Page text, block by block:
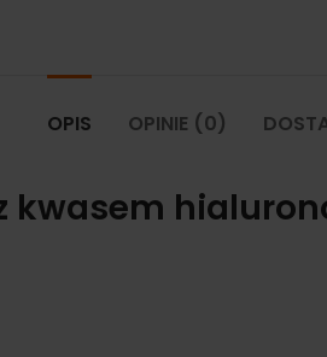
OPIS OPINIE (0)
kwasem